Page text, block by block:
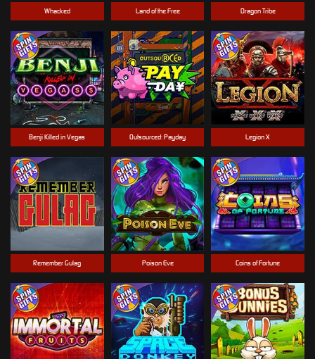
Outsourced: Payday
Land of the Free
Benji Killed in Vegas
Poison Eve
Dragon Tribe
Coins of Fortune
Legion X
Whacked
Remember Gulag